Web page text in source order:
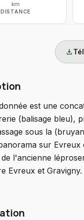
km
DISTANCE
download
est une
(balisage bleu),
sous la
sur
l'ancienne
Evreux et